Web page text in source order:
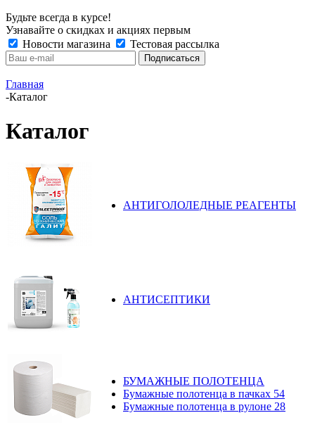
Будьте всегда в курсе!
Узнавайте о скидках и акциях первым
Новости магазина
Тестовая рассылка
Главная
-Каталог
Каталог
АНТИГОЛОЛЕДНЫЕ РЕАГЕНТЫ
АНТИСЕПТИКИ
БУМАЖНЫЕ ПОЛОТЕНЦА
Бумажные полотенца в пачках 54
Бумажные полотенца в рулоне 28